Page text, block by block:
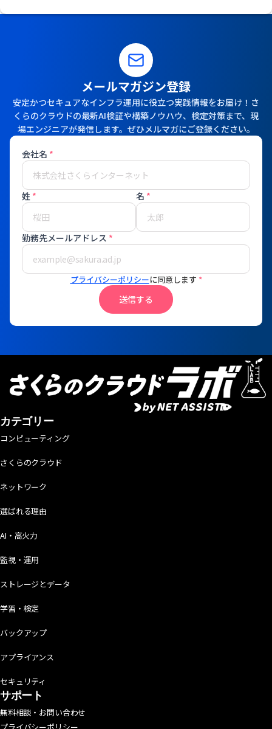
メールマガジン登録
安定かつセキュアなインフラ運用に役立つ実践情報をお届け！さ
くらのクラウドの最新AI検証や構築ノウハウ、検定対策まで、現
場エンジニアが発信します。ぜひメルマガにご登録ください。
会社名 *
姓 * 名 *
勤務先メールアドレス *
プライバシーポリシーに同意します *
送信する
カテゴリー
コンピューティング
さくらのクラウド
ネットワーク
選ばれる理由
AI・高火力
監視・運用
ストレージとデータ
学習・検定
バックアップ
アプライアンス
セキュリティ
サポート
無料相談・お問い合わせ
プライバシーポリシー